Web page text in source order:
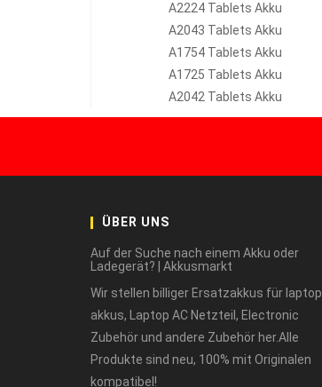
A2224 Tablets Akku
A2043 Tablets Akku
A1754 Tablets Akku
A1725 Tablets Akku
A2042 Tablets Akku
ÜBER UNS
Auf der Suche nach einem Akku oder
Ladegerät? | Akkusmarkt
Wir stellen billiger Ersatzakkus für laptop
akkus, Laptop AC Netzteil, Electronic
Zubehör und andere Zubehör her.Alle
Produkte sind neu, 100% mit Originalen
kompatibel!